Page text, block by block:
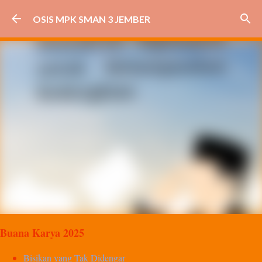
Langsung ke konten utama
OSIS MPK SMAN 3 JEMBER
Buana Karya 2025
Bisikan yang Tak Didengar